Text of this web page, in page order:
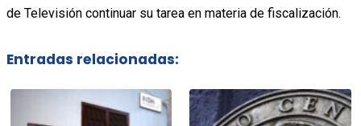
de Televisión continuar su tarea en materia de fiscalización.
Entradas relacionadas: